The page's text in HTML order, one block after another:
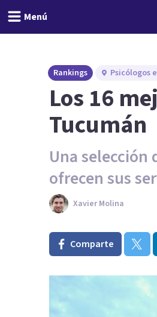
Menú
Rankings Psicólogos
Los 16
Tucumán
Una
ofrecen sus
Xavier Molina
Comparte